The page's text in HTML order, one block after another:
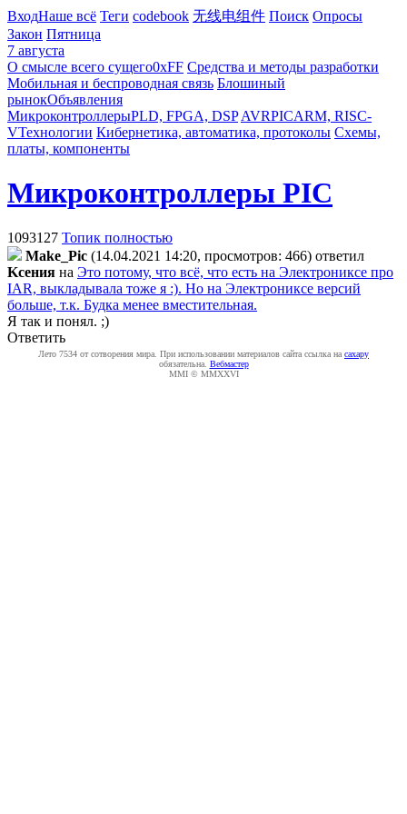
ВходНаше всё Теги codebook 无线电组件 Поиск Опросы
Закон Пятница
7 августа
О смысле всего сущего0xFF Средства и методы разработки
Мобильная и беспроводная связь Блошиный
рынокОбъявления
МикроконтроллерыPLD, FPGA, DSP AVRPICARM, RISC-
VТехнологии Кибернетика, автоматика, протоколы Схемы,
платы, компоненты
Микроконтроллеры PIC
1093127 Топик полностью
Make_Pic (14.04.2021 14:20, просмотров: 466) ответил
Kceния на Это потому, что всё, что есть на Электрониксе про
IAR, выкладывала тоже я :). Но на Электрониксе версий
больше, т.к. Будка менее вместительная.
Я так и понял. ;)
Ответить
Лето 7534 от сотворения мира. При использовании материалов сайта ссылка на caxapу
обязательна. Вебмастер
MMI © MMXXVI